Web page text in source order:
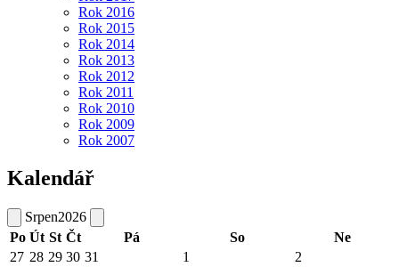
Rok 2016
Rok 2015
Rok 2014
Rok 2013
Rok 2012
Rok 2011
Rok 2010
Rok 2009
Rok 2007
Kalendář
Srpen2026
Po Út St Čt Pá So
Ne
27 28 29 30 31 1 2